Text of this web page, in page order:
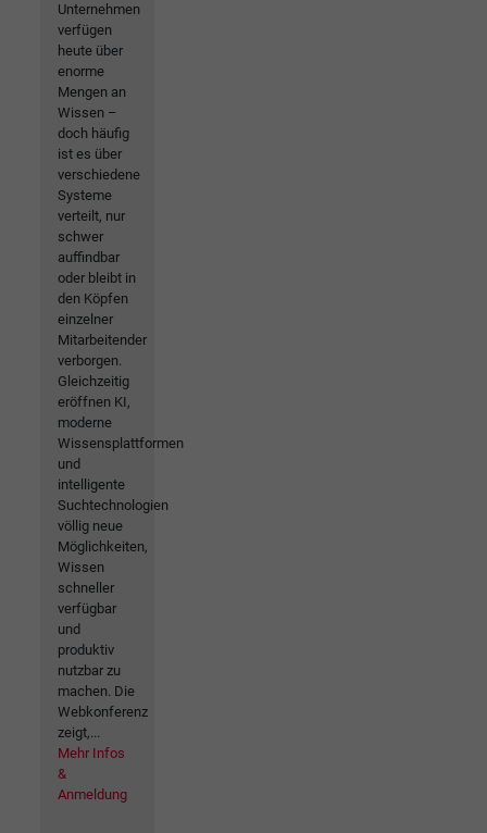
Unternehmen
verfügen
heute über
enorme
Mengen an
Wissen –
doch häufig
ist es über
verschiedene
Systeme
verteilt, nur
schwer
auffindbar
oder bleibt in
den Köpfen
einzelner
Mitarbeitender
verborgen.
Gleichzeitig
eröffnen KI,
moderne
Wissensplattformen
und
intelligente
Suchtechnologien
völlig neue
Möglichkeiten,
Wissen
schneller
verfügbar
und
produktiv
nutzbar zu
machen. Die
Webkonferenz
zeigt,...
Mehr Infos
&
Anmeldung